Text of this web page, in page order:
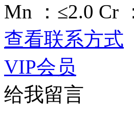
Mn ：≤2.0 Cr
查看联系方式
VIP会员
给我留言